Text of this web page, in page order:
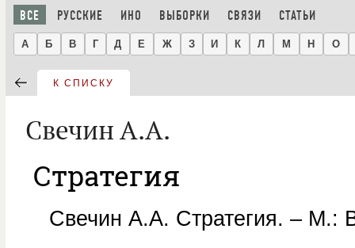
ВСЕ РУССКИЕ ИНО ВЫБОРКИ СВЯЗИ СТАТЬИ
А Б В Г Д Е Ж З И К Л М Н О
К СПИСКУ
Свечин А.А.
Стратегия
Свечин А.А. Стратегия. – М.: